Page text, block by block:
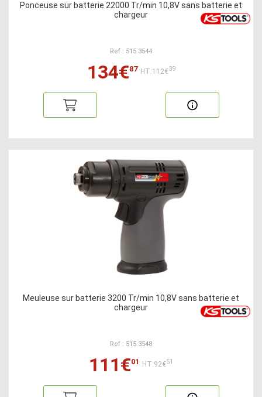
Ponceuse sur batterie 22000 Tr/min 10,8V sans batterie et
chargeur
Ref : 515.3544
134€87 HT:112€39
Meuleuse sur batterie 3200 Tr/min 10,8V sans batterie et
chargeur
Ref : 515.3548
111€01 HT:92€51